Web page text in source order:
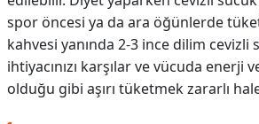
spor öncesi ya da ara öğünlerde
kahvesi yanında 2-3 ince dilim
ihtiyacınızı karşılar ve vücuda enerji
olduğu gibi aşırı tüketmek zararlı